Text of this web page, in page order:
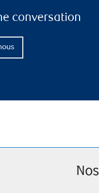
conversation